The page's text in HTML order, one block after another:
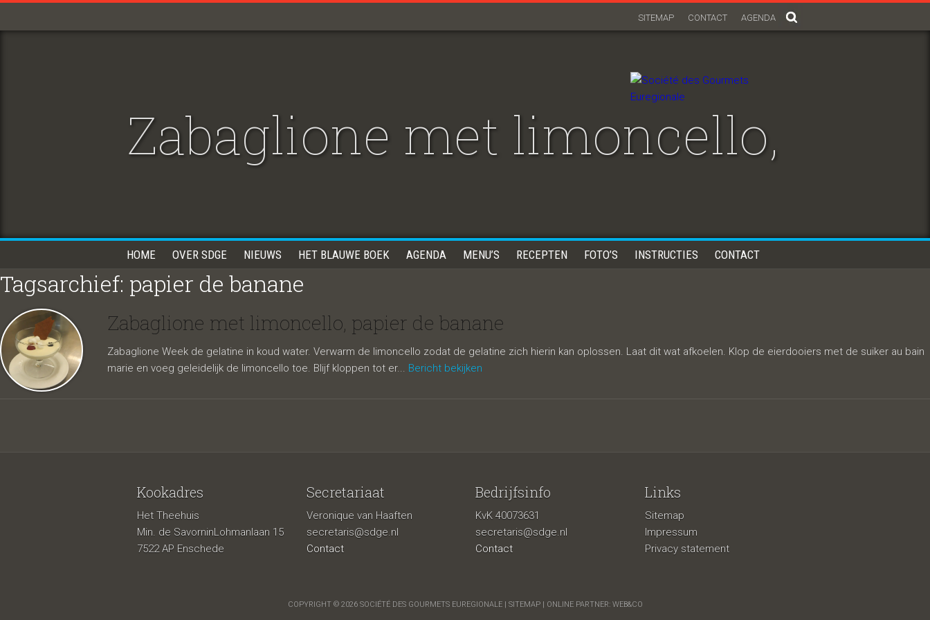
AGENDA
CONTACT
SITEMAP
Zabaglione met limoncello,
papier de banane
HOME OVER SDGE NIEUWS HET BLAUWE BOEK AGENDA MENU’S RECEPTEN FOTO’S INSTRUCTIES CONTACT
Tagsarchief: papier de banane
Zabaglione met limoncello, papier de banane
Zabaglione Week de gelatine in koud water. Verwarm de limoncello zodat de gelatine zich hierin kan oplossen. Laat dit wat afkoelen. Klop de eierdooiers met de suiker au bain
marie en voeg geleidelijk de limoncello toe. Blijf kloppen tot er... Bericht bekijken
Kookadres
Het Theehuis
Min. de SavorninLohmanlaan 15
7522 AP Enschede
Secretariaat
Veronique van Haaften
secretaris@sdge.nl
Contact
Bedrijfsinfo
KvK 40073631
secretaris@sdge.nl
Contact
Links
Sitemap
Impressum
Privacy statement
COPYRIGHT © 2026 SOCIÉTÉ DES GOURMETS EUREGIONALE | SITEMAP| ONLINE PARTNER: WEB&CO